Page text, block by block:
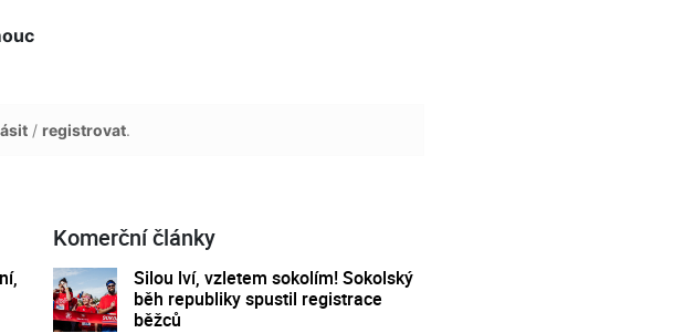
/ registrovat.
Komerční články
Silou lví, vzletem sokolím! Sokolský
běh republiky spustil registrace
běžců